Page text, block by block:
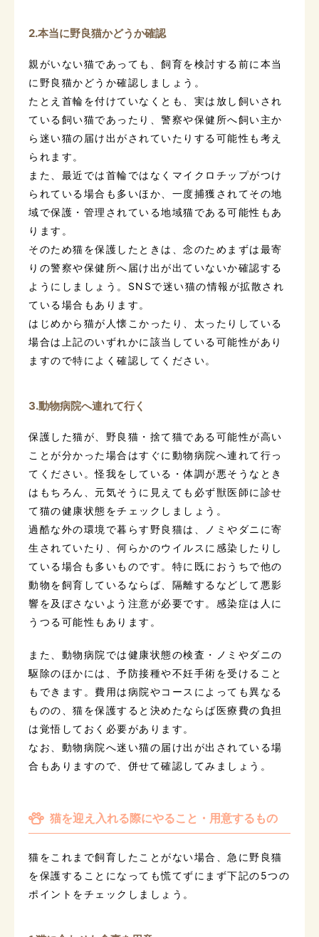
2.本当に野良猫かどうか確認
親がいない猫であっても、飼育を検討する前に本当
に野良猫かどうか確認しましょう。
たとえ首輪を付けていなくとも、実は放し飼いされ
ている飼い猫であったり、警察や保健所へ飼い主か
ら迷い猫の届け出がされていたりする可能性も考え
られます。
また、最近では首輪ではなくマイクロチップがつけ
られている場合も多いほか、一度捕獲されてその地
域で保護・管理されている地域猫である可能性もあ
ります。
そのため猫を保護したときは、念のためまずは最寄
りの警察や保健所へ届け出が出ていないか確認する
ようにしましょう。SNSで迷い猫の情報が拡散され
ている場合もあります。
はじめから猫が人懐こかったり、太ったりしている
場合は上記のいずれかに該当している可能性があり
ますので特によく確認してください。
3.動物病院へ連れて行く
保護した猫が、野良猫・捨て猫である可能性が高い
ことが分かった場合はすぐに動物病院へ連れて行っ
てください。怪我をしている・体調が悪そうなとき
はもちろん、元気そうに見えても必ず獣医師に診せ
て猫の健康状態をチェックしましょう。
過酷な外の環境で暮らす野良猫は、ノミやダニに寄
生されていたり、何らかのウイルスに感染したりし
ている場合も多いものです。特に既におうちで他の
動物を飼育しているならば、隔離するなどして悪影
響を及ぼさないよう注意が必要です。感染症は人に
うつる可能性もあります。
また、動物病院では健康状態の検査・ノミやダニの
駆除のほかには、予防接種や不妊手術を受けること
もできます。費用は病院やコースによっても異なる
ものの、猫を保護すると決めたならば医療費の負担
は覚悟しておく必要があります。
なお、動物病院へ迷い猫の届け出が出されている場
合もありますので、併せて確認してみましょう。
猫を迎え入れる際にやること・用意するもの
猫をこれまで飼育したことがない場合、急に野良猫
を保護することになっても慌てずにまず下記の5つの
ポイントをチェックしましょう。